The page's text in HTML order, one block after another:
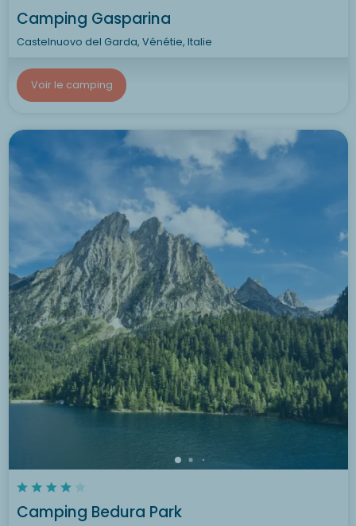
Camping Gasparina
Castelnuovo del Garda, Vénétie, Italie
Voir le camping
Camping Bedura Park